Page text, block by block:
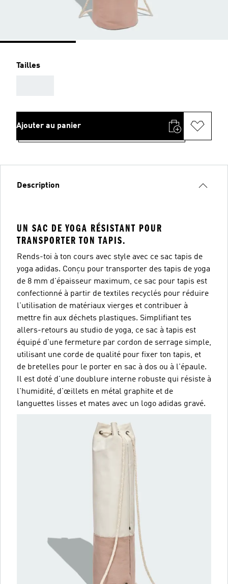
Tailles
Ajouter au panier
Description
UN SAC DE YOGA RÉSISTANT POUR
TRANSPORTER TON TAPIS.
Rends-toi à ton cours avec style avec ce sac tapis de
yoga adidas. Conçu pour transporter des tapis de yoga
de 8 mm d'épaisseur maximum, ce sac pour tapis est
confectionné à partir de textiles recyclés pour réduire
l'utilisation de matériaux vierges et contribuer à
mettre fin aux déchets plastiques. Simplifiant tes
allers-retours au studio de yoga, ce sac à tapis est
équipé d'une fermeture par cordon de serrage simple,
utilisant une corde de qualité pour fixer ton tapis, et
de bretelles pour le porter en sac à dos ou à l'épaule.
Il est doté d'une doublure interne robuste qui résiste à
l'humidité, d'œillets en métal graphite et de
languettes lisses et mates avec un logo adidas gravé.